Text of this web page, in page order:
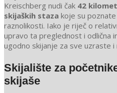
Kreischberg nudi čak 42
skijaških staza koje su
raznolikosti. Iako je riječ o
upravo ta preglednost i odlična
ugodno skijanje za sve uzraste i
Skijalište za
skijaše